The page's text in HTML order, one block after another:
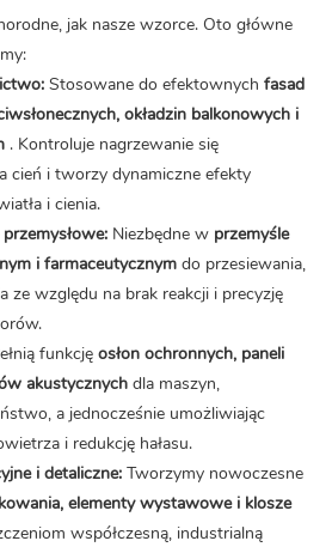
jak nasze wzorce. Oto główne
Stosowane do efektownych fasad
okładzin balkonowych i
. Kontroluje nagrzewanie się
cień i tworzy dynamiczne efekty
i cienia.
Niezbędne w przemyśle
i farmaceutycznym do przesiewania,
względu na brak reakcji i precyzję
funkcję osłon ochronnych, paneli
akustycznych dla maszyn,
a jednocześnie umożliwiając
i redukcję hałasu.
i detaliczne: Tworzymy nowoczesne
elementy wystawowe i klosze
współczesną, industrialną